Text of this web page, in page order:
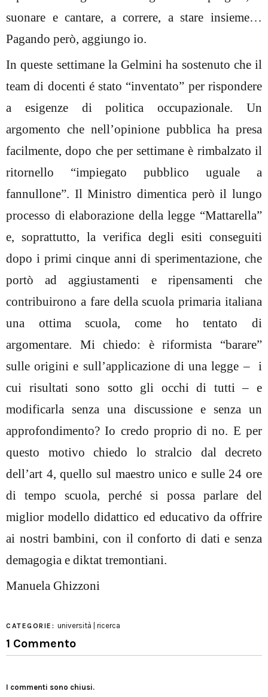
suonare e cantare, a correre, a stare insieme…
Pagando però, aggiungo io.
In queste settimane la Gelmini ha sostenuto che il
team di docenti é stato “inventato” per rispondere
a esigenze di politica occupazionale. Un
argomento che nell’opinione pubblica ha presa
facilmente, dopo che per settimane è rimbalzato il
ritornello “impiegato pubblico uguale a
fannullone”. Il Ministro dimentica però il lungo
processo di elaborazione della legge “Mattarella”
e, soprattutto, la verifica degli esiti conseguiti
dopo i primi cinque anni di sperimentazione, che
portò ad aggiustamenti e ripensamenti che
contribuirono a fare della scuola primaria italiana
una ottima scuola, come ho tentato di
argomentare. Mi chiedo: è riformista “barare”
sulle origini e sull’applicazione di una legge –
i
cui risultati sono sotto gli occhi di tutti – e
modificarla senza una discussione e senza un
approfondimento? Io credo proprio di no. E per
questo motivo chiedo lo stralcio dal decreto
dell’art 4, quello sul maestro unico e sulle 24 ore
di tempo scuola, perché si possa parlare del
miglior modello didattico ed educativo da offrire
ai nostri bambini, con il conforto di dati e senza
demagogia e diktat tremontiani.
Manuela Ghizzoni
CATEGORIE: università | ricerca
1 Commento
I commenti sono chiusi.